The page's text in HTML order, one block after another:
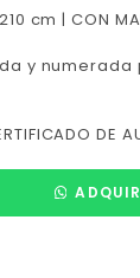
cm | CON
y numerada
DE